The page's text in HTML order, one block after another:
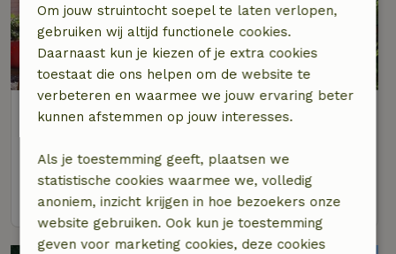
Natuurhuisje in Wolphaartsdijk
2 personen
bekijk
Om jouw struintocht soepel te laten verlopen,
gebruiken wij altijd functionele cookies.
Daarnaast kun je kiezen of je extra cookies
toestaat die ons helpen om de website te
verbeteren en waarmee we jouw ervaring beter
kunnen afstemmen op jouw interesses.
Als je toestemming geeft, plaatsen we
statistische cookies waarmee we, volledig
anoniem, inzicht krijgen in hoe bezoekers onze
website gebruiken. Ook kun je toestemming
geven voor marketing cookies, deze cookies